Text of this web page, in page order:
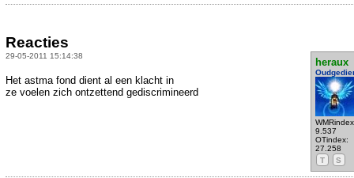
Reacties
29-05-2011 15:14:38
heraux
9.537
OTindex:
27.258
T
S
Het astma fond dient al een klacht in
ze voelen zich ontzettend gediscrimineerd